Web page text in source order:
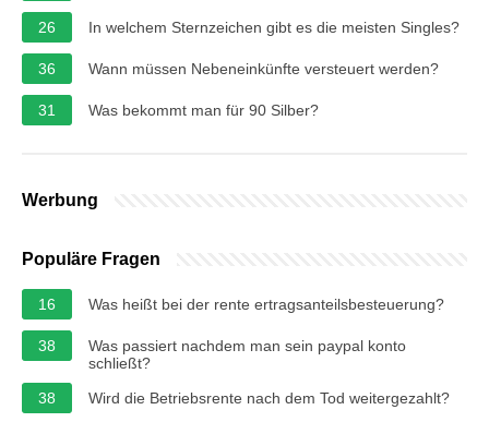
26 In welchem Sternzeichen gibt es die meisten Singles?
36 Wann müssen Nebeneinkünfte versteuert werden?
31 Was bekommt man für 90 Silber?
Werbung
Populäre Fragen
16 Was heißt bei der rente ertragsanteilsbesteuerung?
38
Was passiert nachdem man sein paypal konto
schließt?
38
Wird die Betriebsrente nach dem Tod weitergezahlt?